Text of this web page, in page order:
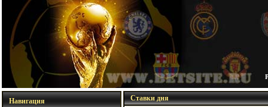
Навигация Ставки дня